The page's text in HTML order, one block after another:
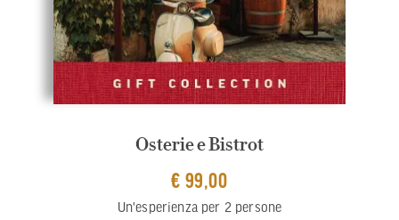
Osterie e Bistrot
€ 99,00
Un'esperienza per 2 persone